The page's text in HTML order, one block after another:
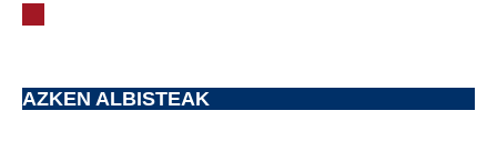
AZKEN ALBISTEAK